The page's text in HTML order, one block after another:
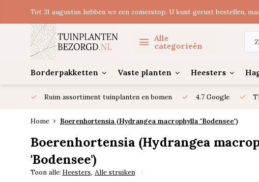
Tot 31 augustus hebben we een zomerstop. U kunt gerust bestellen,
Alle
categorieën
Borderpakketten Vaste planten Heesters
Ruim assortiment tuinplanten en bomen 4.7 Google
Home Boerenhortensia (Hydrangea macrophylla 'Bodensee')
Boerenhortensia (Hydrangea
'Bodensee')
Toon alle: Heesters, Alle struiken